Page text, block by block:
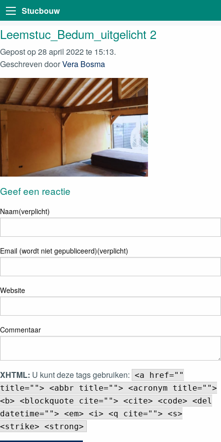
Stucbouw
Leemstuc_Bedum_uitgelicht 2
Gepost op 28 april 2022 te 15:13.
Geschreven doorVera Bosma
Geef een reactie
Naam(verplicht)
Email (wordt niet gepubliceerd)(verplicht)
Website
Commentaar
XHTML: U kunt deze tags gebruiken: <a href=""
title=""> <abbr title=""> <acronym title="">
<b> <blockquote cite=""> <cite> <code> <del
datetime=""> <em> <i> <q cite=""> <s>
<strike> <strong>